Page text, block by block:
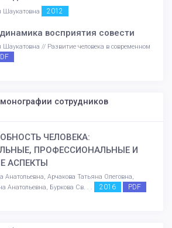
2012
восприятия совести
// Развитие человека в современном
сотрудников
ЧЕЛОВЕКА:
ПРОФЕССИОНАЛЬНЫЕ И
АСПЕКТЫ
Анатольевна, Арчакова Татьяна Олеговна,
Анатольевна, Буркова Св. . .
2016 PDF